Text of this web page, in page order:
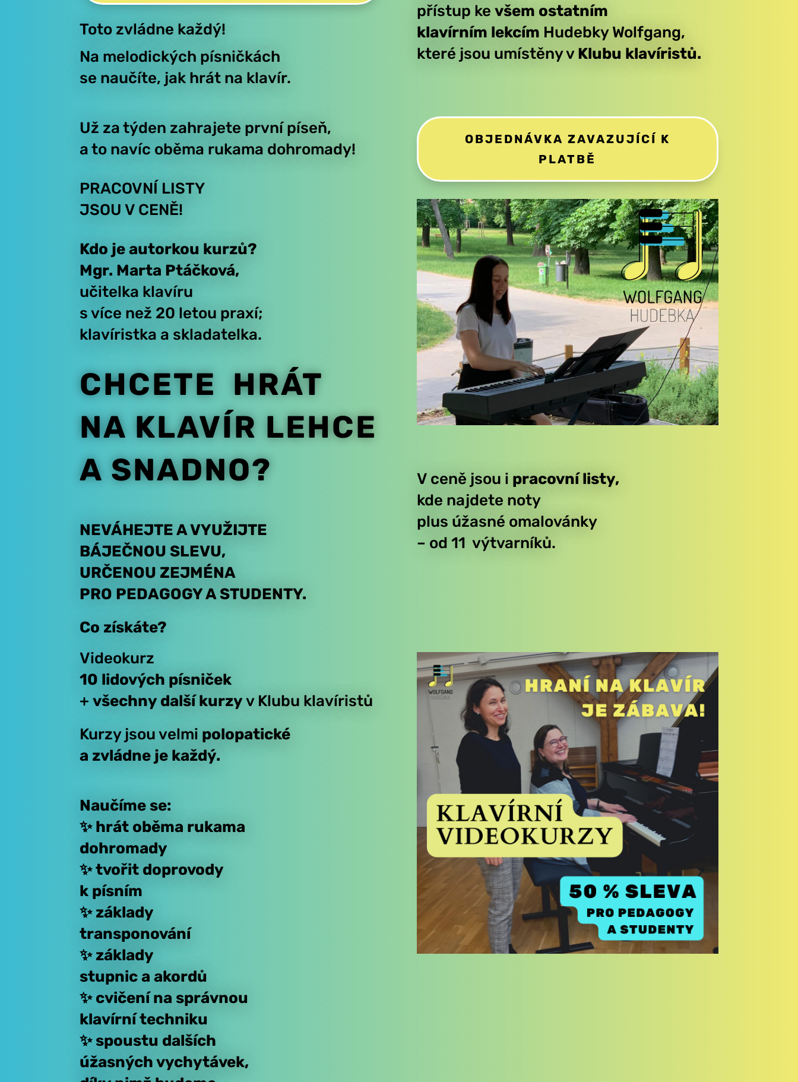
Toto zvládne každý!
Na melodických písničkách
se naučíte, jak hrát na klavír.
Už za týden zahrajete první píseň,
a to navíc oběma rukama dohromady!
PRACOVNÍ LISTY
JSOU V CENĚ!
Kdo je autorkou kurzů?
Mgr. Marta Ptáčková,
učitelka klavíru
s více než 20 letou praxí;
klavíristka a skladatelka.
CHCETE HRÁT
NA KLAVÍR LEHCE
A SNADNO?
NEVÁHEJTE A VYUŽIJTE
BÁJEČNOU SLEVU,
URČENOU ZEJMÉNA
PRO PEDAGOGYA STUDENTY.
Co získáte?
Videokurz
10 lidových písniček
+všechny další kurzyv Klubu klavíristů
Kurzy jsouvelmi polopatické
a zvládne je každý.
Naučíme se:
✨ hrát oběma rukama
dohromady
✨ tvořit doprovody
k písním
✨ základy
transponování
✨ základy
stupnic a akordů
✨ cvičení na správnou
klavírní techniku
✨ spoustu dalších
úžasných vychytávek,
přístup ke všem ostatním
klavírním lekcím Hudebky Wolfgang,
které jsou umístěnyvKlubu klavíristů.
OBJEDNÁVKA ZAVAZUJÍCÍ K
PLATBĚ
V ceně jsou i pracovní listy,
kde najdete noty
plus úžasné omalovánky
– od 11 výtvarníků.